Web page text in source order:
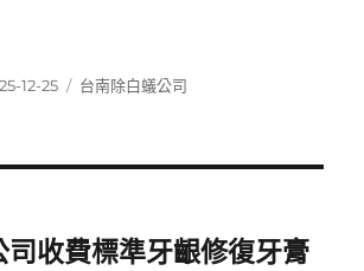
12-25
分
台南除白蟻公司
司收費標準牙齦修復牙膏